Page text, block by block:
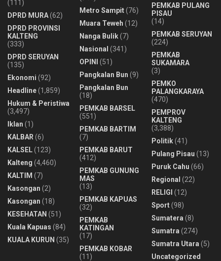
(111)
DPRD MURA(62)
DPRD PROVINSI
KALTENG
(333)
DPRD SERUYAN
(135)
Ekonomi (92)
Headline(1,859)
Hukum & Peristiwa
(3,497)
Iklan (1)
KALBAR (6)
KALSEL(123)
Kalteng (4,460)
KALTIM (7)
Kasongan (2)
Kasongan (18)
KESEHATAN (51)
Kuala Kapuas (84)
KUALA KURUN (35)
Metro Sampit(76)
Muara Teweh (12)
Nanga Bulik(7)
Nasional (341)
OPINI
(51)
Pangkalan Bun (9)
Pangkalan Bun
(18)
PEMKAB BARSEL
(551)
PEMKAB BARTIM
(7)
PEMKAB BARUT
(412)
PEMKAB GUNUNG
MAS
(13)
PEMKAB KAPUAS
(32)
PEMKAB
KATINGAN
(17)
PEMKAB KOBAR
(11)
PEMKAB PULANG
PISAU
(14)
PEMKAB SERUYAN
(224)
PEMKAB
SUKAMARA
(3)
PEMKO
PALANGKARAYA
(470)
PEMPROV
KALTENG
(3,388)
Politik(41)
Pulang Pisau (13)
Puruk Cahu (66)
Regional (22)
RELIGI (12)
Sport(98)
Sumatera (8)
Sumatra (274)
Sumatra Utara (5)
Uncategorized